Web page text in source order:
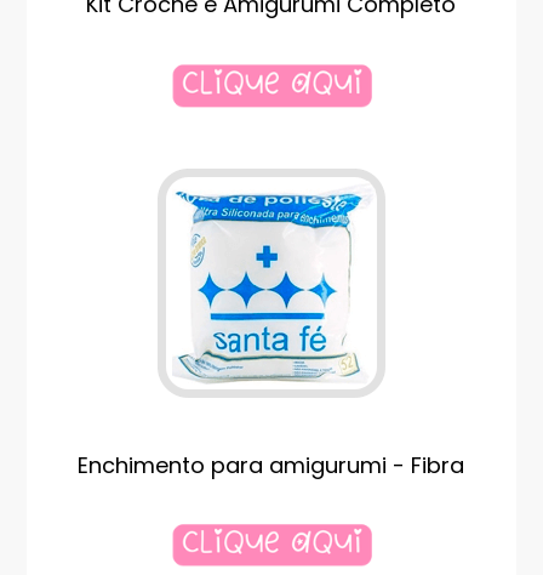
Enchimento para amigurumi - Fibra